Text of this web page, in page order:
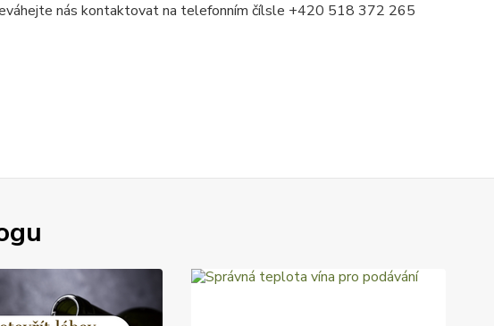
nás kontaktovat na telefonním čílsle +420 518 372 265